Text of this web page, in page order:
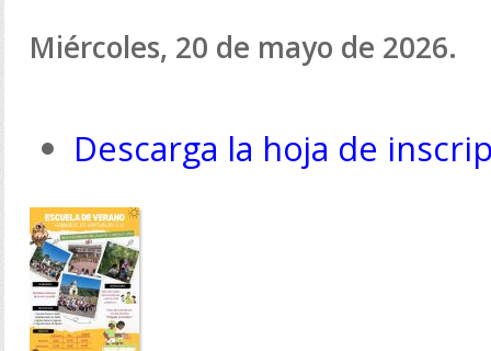
Miércoles, 20 de mayo de 2026.
Descarga la hoja de